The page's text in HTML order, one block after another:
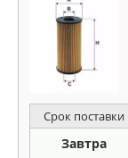
Срок поставки
Завтра